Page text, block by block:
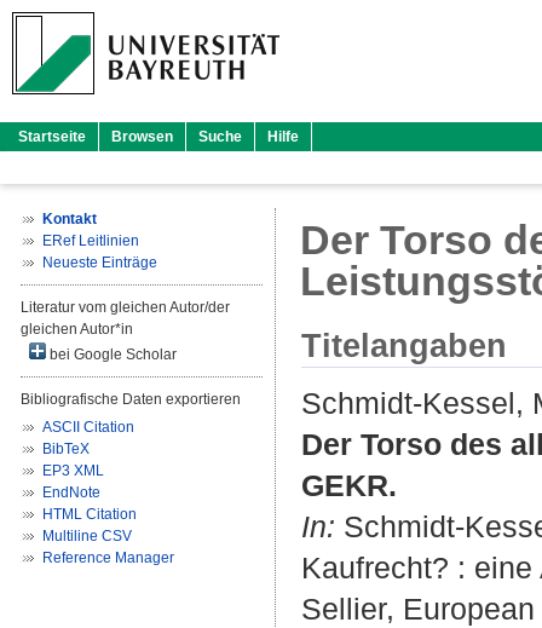
Startseite Browsen Suche Hilfe
Kontakt
ERef Leitlinien
Neueste Einträge
Literatur vom gleichen Autor/der
gleichen Autor*in
bei Google Scholar
Bibliografische Daten exportieren
ASCII Citation
BibTeX
EP3 XML
EndNote
HTML Citation
Multiline CSV
Reference Manager
Der Torso
Titelangaben
Schmidt-Kessel,
Der Torso des
GEKR.
In: Schmidt-
Kaufrecht? :
Sellier,